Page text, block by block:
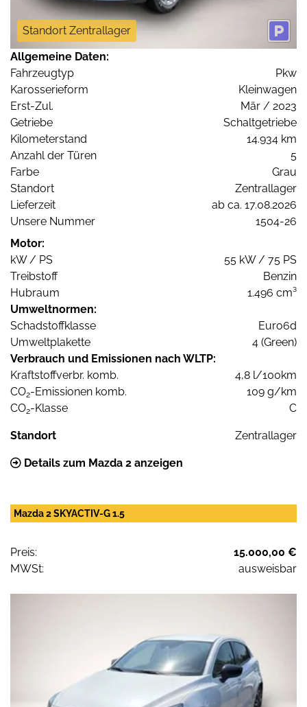
Standort Zentrallager
Allgemeine Daten:
Fahrzeugtyp
Pkw
Karosserieform
Kleinwagen
Erst-Zul.
Mär / 2023
Getriebe
Schaltgetriebe
Kilometerstand
14.934 km
Anzahl der Türen
5
Farbe
Grau
Standort
Zentrallager
Lieferzeit
ab ca. 17.08.2026
Unsere Nummer
1504-26
Motor:
kW / PS
55 kW / 75 PS
Treibstoff
Benzin
Hubraum
1.496 cm³
Umweltnormen:
Schadstoffklasse
Euro6d
Umweltplakette
4 (Green)
Verbrauch und Emissionen nach WLTP:
Kraftstoffverbr. komb.
4,8 l/100km
CO2-Emissionen komb.
109 g/km
CO2-Klasse C
Standort Zentrallager
Details zum Mazda 2 anzeigen
Mazda 2 SKYACTIV-G 1.5
Preis:
15.000,00 €
MWSt:
ausweisbar